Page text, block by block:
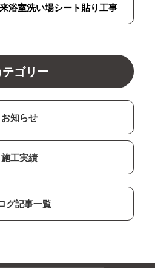
浴室洗い場シート貼り工事
テゴリー
お知らせ
施工実績
グ記事一覧